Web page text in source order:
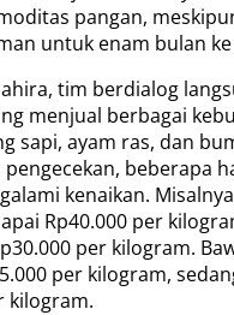
pangan,
untuk enam bulan
tim berdialog
menjual berbagai
sapi, ayam ras, dan
beberapa
kenaikan.
Rp40.000 per
per kilogram.
per kilogram,
kilogram.